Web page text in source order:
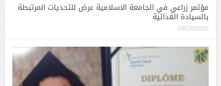
مؤتمر زراعي في الجامعة الاسلامية عرض للتحديات المرتبطة
بالسيادة الغذائية
09/28/2025